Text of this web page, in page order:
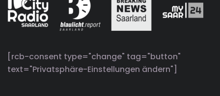
[rcb-consent type="change" tag="button"
text="Privatsphäre-Einstellungen ändern"]